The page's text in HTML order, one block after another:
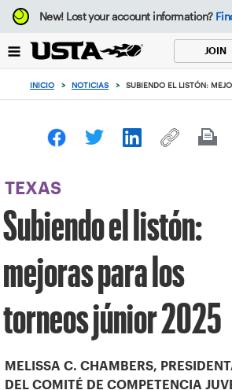
Enfoque
desde
botón
volver
principio
New!Lost your account information?
JOIN
INICIO > NOTICIAS > SUBIENDO EL LISTÓN:
TEXAS
Subiendo el listón:
mejoras para los
torneos júnior 2025
MELISSA C. CHAMBERS,
DEL COMITÉ DE COMPETENCIA